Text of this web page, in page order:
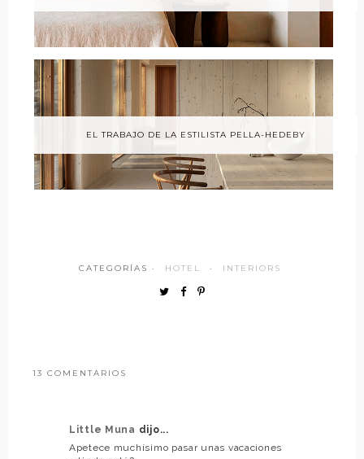
EL TRABAJO DE LA ESTILISTA PELLA-HEDEBY
CATEGORÍAS · HOTEL · INTERIORS
13 COMENTARIOS
Little Muna dijo...
Apetece muchísimo pasar unas vacaciones